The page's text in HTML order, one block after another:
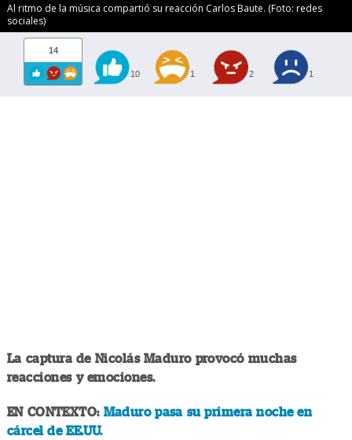
Al ritmo de la música compartió su reacción Carlos Baute. (Foto: redes
sociales)
14
10 1 2 1
La captura de Nicolás Maduro provocó muchas
reacciones y emociones.
EN CONTEXTO:Maduro pasa su primera noche en
cárcel de EE.UU.